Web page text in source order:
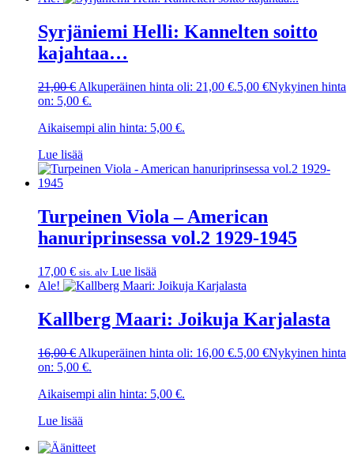
Syrjäniemi Helli: Kannelten soitto
kajahtaa…
21,00€ Alkuperäinen hinta oli: 21,00 €.5,00 €Nykyinen hinta
on: 5,00 €.
Aikaisempi alin hinta: 5,00 €.
Lue lisää
Turpeinen Viola – American
hanuriprinsessa vol.2 1929-1945
17,00 € sis. alv Lue lisää
Ale!
Kallberg Maari: Joikuja Karjalasta
16,00€ Alkuperäinen hinta oli: 16,00 €.5,00 €Nykyinen hinta
on: 5,00 €.
Aikaisempi alin hinta: 5,00 €.
Lue lisää